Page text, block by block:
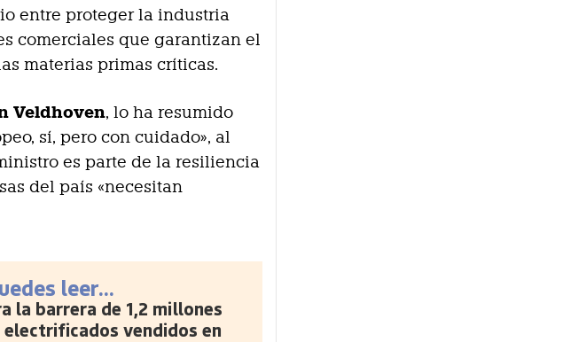
entre proteger la industria
comerciales que garantizan el
materias primas críticas.
Veldhoven, lo ha resumido
sí, pero con cuidado», al
es parte de la resiliencia
del país «necesitan
leer...
la barrera de 1,2 millones
electrificados vendidos en